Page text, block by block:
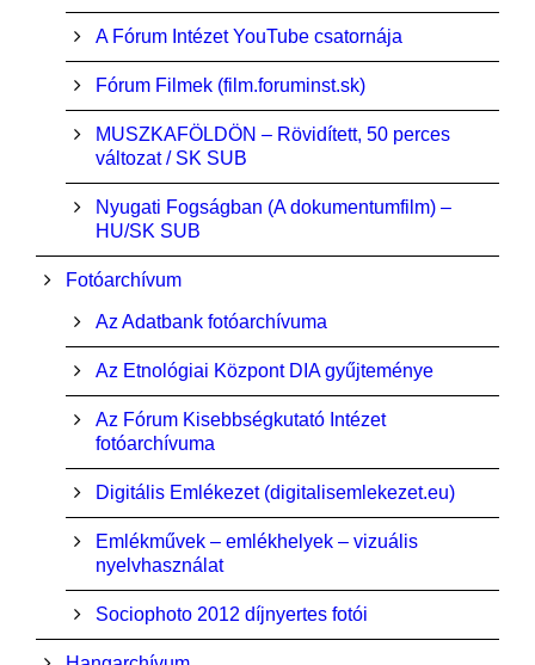
A Fórum Intézet YouTube csatornája
Fórum Filmek (film.foruminst.sk)
MUSZKAFÖLDÖN – Rövidített, 50 perces
változat / SK SUB
Nyugati Fogságban (A dokumentumfilm) –
HU/SK SUB
Fotóarchívum
Az Adatbank fotóarchívuma
Az Etnológiai Központ DIA gyűjteménye
Az Fórum Kisebbségkutató Intézet
fotóarchívuma
Digitális Emlékezet (digitalisemlekezet.eu)
Emlékművek – emlékhelyek – vizuális
nyelvhasználat
Sociophoto 2012 díjnyertes fotói